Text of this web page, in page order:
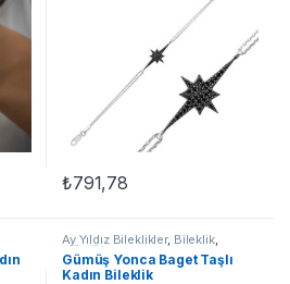
₺791,78
Ay Yıldız Bileklikler, Bileklik,
GÜMÜŞ TAKI Kadın Bileklikleri
Taşlı Bileklikler
Gümüş Yonca Baget Taşlı
Kadın Bileklik